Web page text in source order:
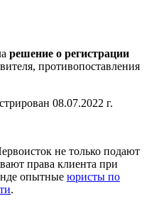
решение о регистрации
противопоставления
08.07.2022 г.
не только подают
права клиента при
опытные юристы по
.